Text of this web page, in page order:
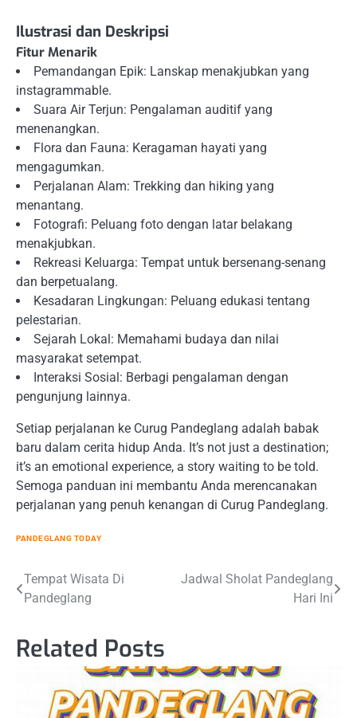
Ilustrasi dan Deskripsi
Fitur Menarik
Pemandangan Epik: Lanskap menakjubkan yang
instagrammable.
Suara Air Terjun: Pengalaman auditif yang
menenangkan.
Flora dan Fauna: Keragaman hayati yang
mengagumkan.
Perjalanan Alam: Trekking dan hiking yang
menantang.
Fotografi: Peluang foto dengan latar belakang
menakjubkan.
Rekreasi Keluarga: Tempat untuk bersenang-senang
dan berpetualang.
Kesadaran Lingkungan: Peluang edukasi tentang
pelestarian.
Sejarah Lokal: Memahami budaya dan nilai
masyarakat setempat.
Interaksi Sosial: Berbagi pengalaman dengan
pengunjung lainnya.
Setiap perjalanan ke Curug Pandeglang adalah babak
baru dalam cerita hidup Anda. It’s not just a destination;
it’s an emotional experience, a story waiting to be told.
Semoga panduan ini membantu Anda merencanakan
perjalanan yang penuh kenangan di Curug Pandeglang.
PANDEGLANG TODAY
Post
navigation
Tempat Wisata Di
Pandeglang
Jadwal Sholat Pandeglang
Hari Ini
Related Posts